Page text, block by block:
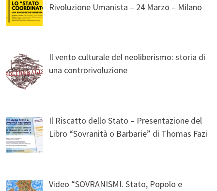
Rivoluzione Umanista – 24 Marzo – Milano
Il vento culturale del neoliberismo: storia di
una controrivoluzione
Il Riscatto dello Stato – Presentazione del
Libro “Sovranità o Barbarie” di Thomas Fazi
Video “SOVRANISMI. Stato, Popolo e